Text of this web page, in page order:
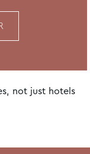
not just hotels